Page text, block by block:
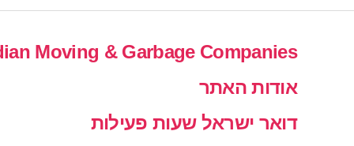
Moving & Garbage Companies
אודות האתר
דואר ישראל שעות פעילות